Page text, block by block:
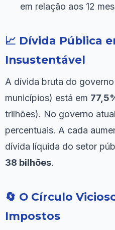
em relação aos 12
📈 Dívida Pública
Insustentável
A dívida bruta do
municípios) está em
trilhões). No governo
percentuais. A cada
dívida líquida do setor
38 bilhões.
🔄 O Círculo
Impostos